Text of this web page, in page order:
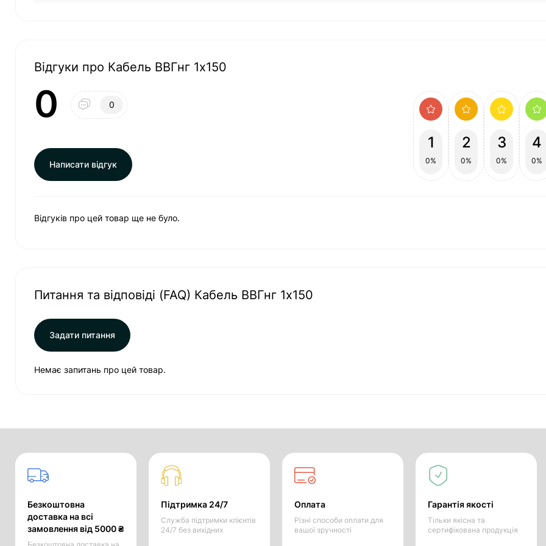
Відгуки про Кабель ВВГнг 1х150
0 0
Написати відгук
1
0%
2
0%
3
0%
4
0%
Відгуків про цей товар ще не було.
Питання та відповіді (FAQ) Кабель ВВГнг 1х150
Задати питання
Немає запитань про цей товар.
Безкоштовна
доставка на всі
замовлення від 5000 ₴
Підтримка 24/7
Служба підтримки клієнтів
24/7 без вихідних
Оплата
Різні способи оплати для
вашої зручності
Гарантія якості
Тільки якісна та
сертифікована продукція